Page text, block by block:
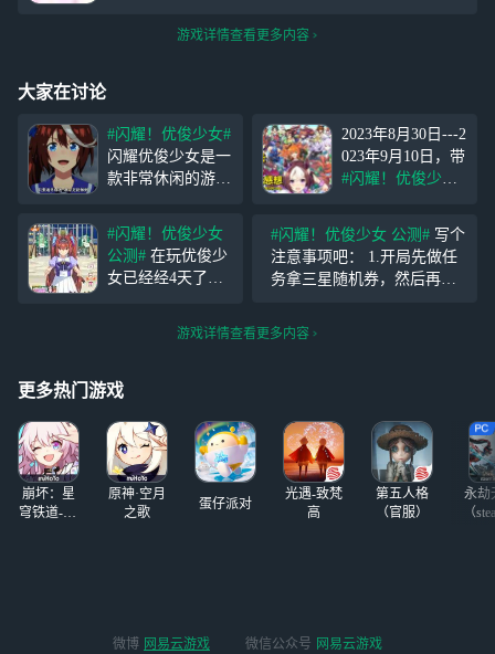
游戏详情查看更多内容
大家在讨论
#闪耀！优俊少女#
闪耀优俊少女是一
款非常休闲的游
打杀杀的内容，也
没有什么世界需要
我们拯救，我们需
要的是同自己喜欢
斗，陪伴她们度过
会、旅行等日常生
活，鼓励
2023年8月30日---2
023年9月10日，带
#闪耀！优俊少女#
想，有机会获得丰
厚奖励哦~ 参与方
式：带 #闪耀！优
俊少女 公测# 话
#闪耀！优俊少女
公测# 在玩优俊少
女已经经4天了，
在游戏中玩家可以
通过养成优俊少女
来让自己的队伍实
游戏的核心玩法上
官方下来不少功
夫。优俊少女在养
成时
#闪耀！优俊少女 公测#
注意事项吧： 1.开局先做任
务拿三星随机券，然后再换
重复 2.主线里的耐麦昆还可
游戏详情查看更多内容
更多热门游戏
崩坏：星
穹铁道-4.4
原神·空月
之歌
蛋仔派对
光遇-致梵
高
第五人格
（官服）
永劫
（
微博 网易云游戏 微信公众号 网易云游戏